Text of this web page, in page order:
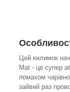
Цей килимок
Mat - це супер
помахом
зайвий раз